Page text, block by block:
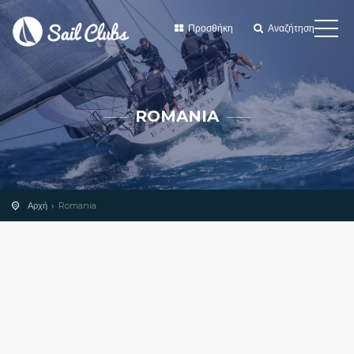
Προσθήκη Αναζήτηση
ROMANIA
Αρχή Romania